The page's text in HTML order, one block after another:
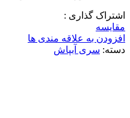
اشتراک گذاری :
مقایسه
افزودن به علاقه مندی ها
دسته: سری آبپاش